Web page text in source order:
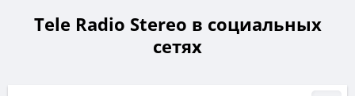
Tele Radio Stereo в социальных
сетях